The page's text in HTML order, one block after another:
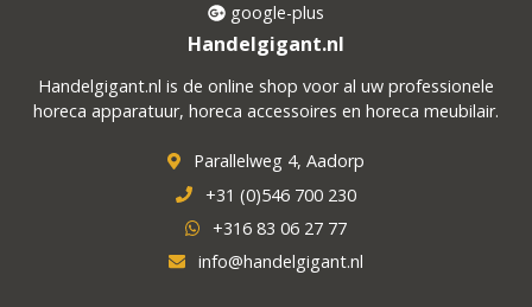
google-plus
Handelgigant.nl
Handelgigant.nl is de online shop voor al uw professionele
horeca apparatuur, horeca accessoires en horeca meubilair.
Parallelweg 4, Aadorp
+31 (0)546 700 230
+316 83 06 27 77
info@handelgigant.nl